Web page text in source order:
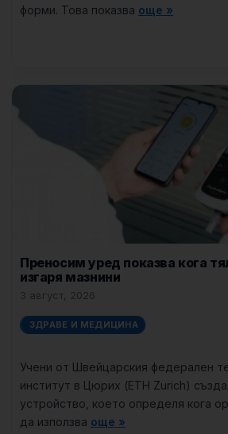
форми. Това показва още »
Преносим уред показва кога
изгаря мазнини
3 август, 2026
ЗДРАВЕ И МЕДИЦИНА
Учени от Швейцарския федерален
институт в Цюрих (ETH Zurich)
устройство, което определя кога
да използва още »